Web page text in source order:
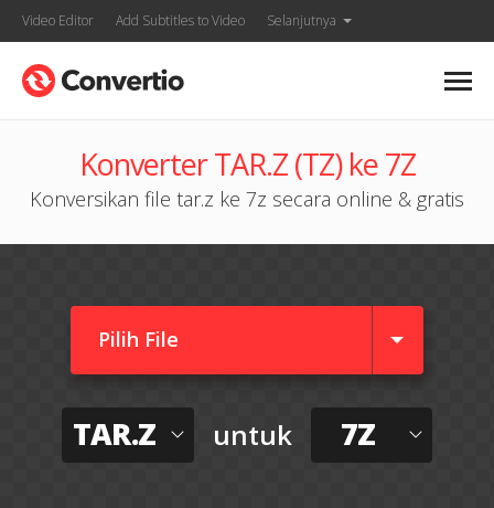
Video Editor Add Subtitles to Video Selanjutnya
Konverter TAR.Z (TZ) ke 7Z
Konversikan file tar.z ke 7z secara online & gratis
Pilih File
TAR.Z untuk 7Z